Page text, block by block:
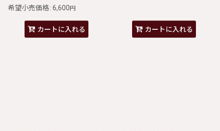
希望小売価格: 6,600円
カートに入れる カートに入れる